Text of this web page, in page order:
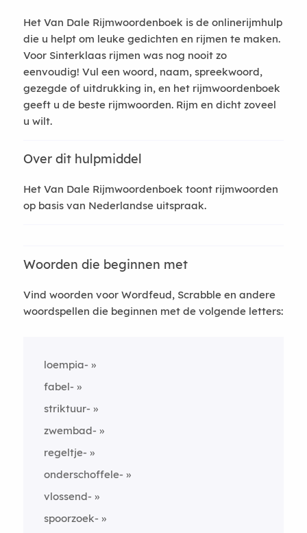
Het Van Dale Rijmwoordenboek is de onlinerijmhulp
die u helpt om leuke gedichten en rijmen te maken.
Voor Sinterklaas rijmen was nog nooit zo
eenvoudig! Vul een woord, naam, spreekwoord,
gezegde of uitdrukking in, en het rijmwoordenboek
geeft u de beste rijmwoorden. Rijm en dicht zoveel
u wilt.
Over dit hulpmiddel
Het Van Dale Rijmwoordenboek toont rijmwoorden
op basis van Nederlandse uitspraak.
Woorden die beginnen met
Vind woorden voor Wordfeud, Scrabble en andere
woordspellen die beginnen met de volgende letters:
loempia-
fabel-
striktuur-
zwembad-
regeltje-
onderschoffele-
vlossend-
spoorzoek-